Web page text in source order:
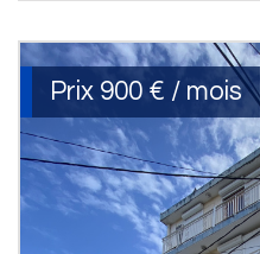
Prix 900 € / mois